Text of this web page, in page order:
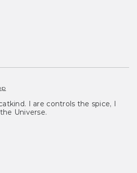
I are controls the spice, I
Universe.